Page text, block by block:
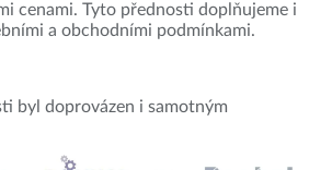
cenami. Tyto přednosti doplňujeme i
a obchodními podmínkami.
byl doprovázen i samotným